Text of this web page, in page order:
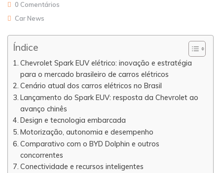
0 Comentários
Car News
Índice
Chevrolet Spark EUV elétrico: inovação e estratégia
para o mercado brasileiro de carros elétricos
Cenário atual dos carros elétricos no Brasil
Lançamento do Spark EUV: resposta da Chevrolet ao
avanço chinês
Design e tecnologia embarcada
Motorização, autonomia e desempenho
Comparativo com o BYD Dolphin e outros
concorrentes
Conectividade e recursos inteligentes